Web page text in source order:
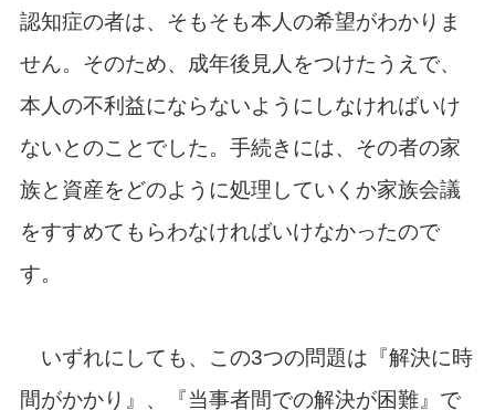
認知症の者は、そもそも本人の希望がわかりま
せん。そのため、成年後見人をつけたうえで、
本人の不利益にならないようにしなければいけ
ないとのことでした。手続きには、その者の家
族と資産をどのように処理していくか家族会議
をすすめてもらわなければいけなかったので
す。
いずれにしても、この3つの問題は『解決に時
間がかかり』、『当事者間での解決が困難』で